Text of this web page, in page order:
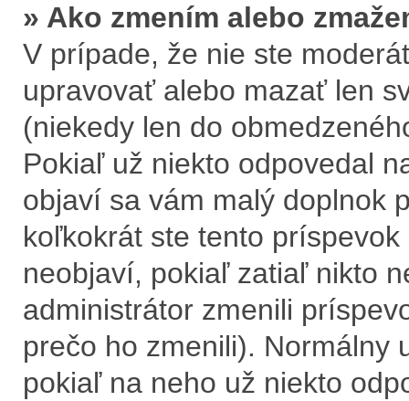
» Ako zmením alebo
V prípade, že nie ste
upravovať alebo mazať len
(niekedy len do
Pokiaľ už niekto odpovedal
objaví sa vám malý doplnok
koľkokrát ste tento
neobjaví, pokiaľ zatiaľ nikto
administrátor zmenili
prečo ho zmenili). Normálny
pokiaľ na neho už niekto